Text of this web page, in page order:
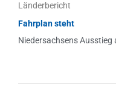
Länderbericht
Fahrplan steht
Niedersachsens